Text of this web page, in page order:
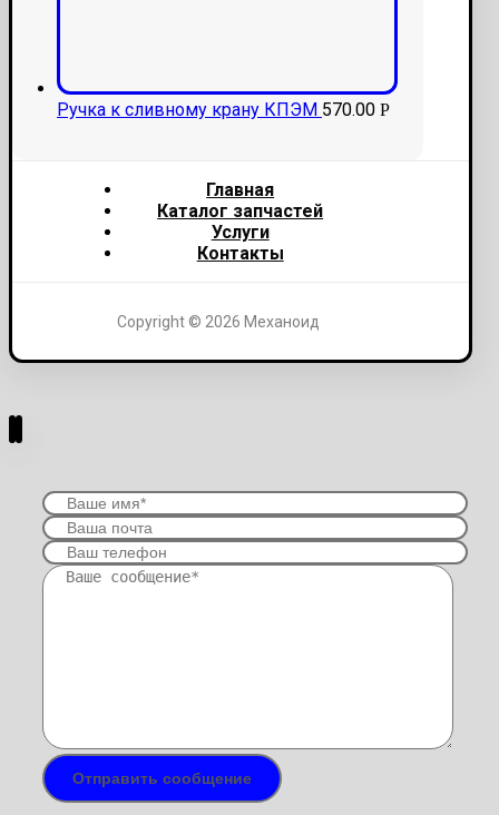
Ручка к сливному крану КПЭМ 570.00 Р
Главная
Каталог запчастей
Услуги
Контакты
Copyright © 2026 Механоид